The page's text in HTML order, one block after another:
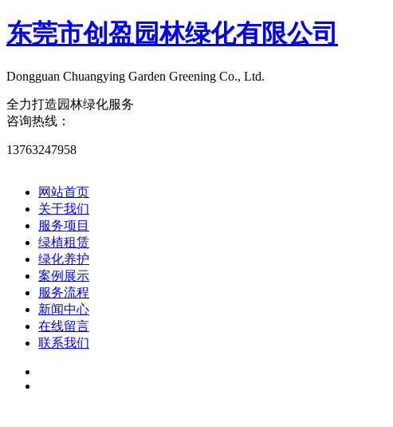
东莞市创盈园林绿化有限公司
Dongguan Chuangying Garden Greening Co., Ltd.​
全力打造园林绿化服务
咨询热线：
13763247958
网站首页
关于我们
服务项目
绿植租赁
绿化养护
案例展示
服务流程
新闻中心
在线留言
联系我们